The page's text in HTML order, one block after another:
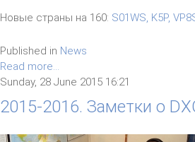
Новые страны на 160: S01WS, K5P,
Published in News
Read more...
Sunday, 28 June 2015 16:21
2015-2016. Заметки о